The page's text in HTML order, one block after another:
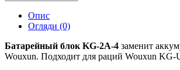
Опис
Огляди (0)
Батарейный блок KG-2A-4 заменит
Wouxun. Подходит для раций Wouxun KG-